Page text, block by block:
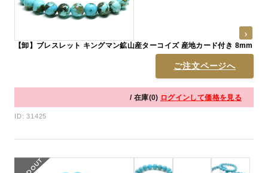
【卸】ブレスレット キングマン鉱山産ターコイズ 産地カード付き 8mm
ご注文ページへ
/ 在庫(0) ログインして価格を見る
ID: 31425